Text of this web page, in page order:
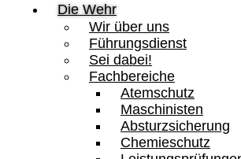
Die Wehr
Wir über uns
Führungsdienst
Sei dabei!
Fachbereiche
Atemschutz
Maschinisten
Absturzsicherung
Chemieschutz